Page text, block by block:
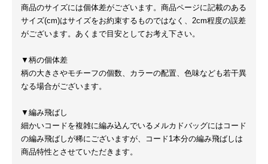
商品のサイズには個体差がございます。商品ページに記載のある
サイズ(cm)はサイズをお約束するものではなく、2cm程度の誤差
がございます。あくまで目安としてお考え下さい。
▼柄の個体差
柄の大きさやモチーフの個数、カラーの配置、色味なども若干異
なる場合がございます。
▼編み飛ばし
細かいコードを複雑に編み込んでいるメルカドバッグにはコード
の編み飛ばしが稀にございますが、コード1本分の編み飛ばしは
商品特性とさせていただきます。